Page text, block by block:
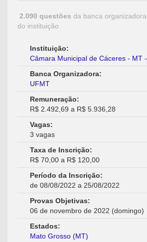
2.090 questões da banca organizadora
do instituição
Instituição:
Câmara Municipal de Cáceres - MT -
Banca Organizadora:
UFMT
Remuneração:
R$ 2.492,69 a R$ 5.936,28
Vagas:
3 vagas
Taxa de Inscrição:
R$ 70,00 a R$ 120,00
Período da Inscrição:
de 08/08/2022 a 25/08/2022
Provas Objetivas:
06 de novembro de 2022 (domingo)
Estados:
Mato Grosso (MT)